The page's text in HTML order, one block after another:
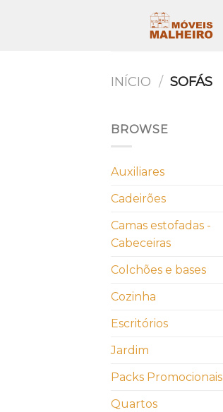
INÍCIO / SOFÁS
BROWSE
Auxiliares
Cadeirões
Camas estofadas -
Cabeceiras
Colchões e bases
Cozinha
Escritórios
Jardim
Packs Promocionais
Quartos